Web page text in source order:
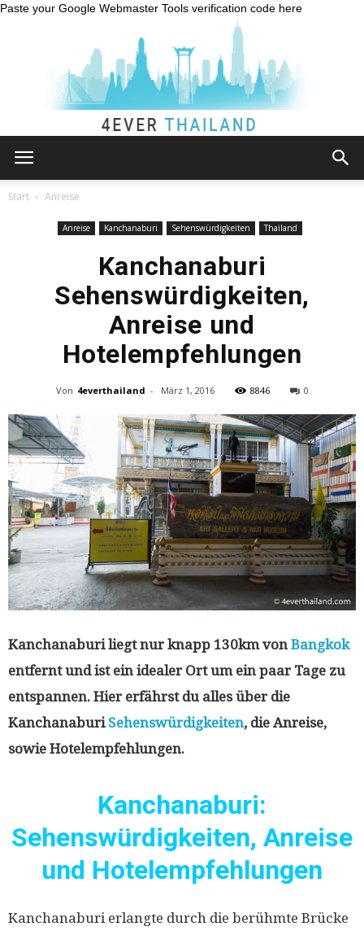
Paste your Google Webmaster Tools verification code here
4ever
Thailand
Start Anreise
Anreise Kanchanaburi Sehenswürdigkeiten Thailand
Kanchanaburi
Sehenswürdigkeiten,
Anreise und
Hotelempfehlungen
Von 4everthailand - März 1, 2016 8846 0
Kanchanaburi liegt nur knapp 130km von Bangkok
entfernt und ist ein idealer Ort um ein paar Tage zu
entspannen. Hier erfährst du alles über die
Kanchanaburi Sehenswürdigkeiten, die Anreise,
sowie Hotelempfehlungen.
Kanchanaburi:
Sehenswürdigkeiten, Anreise
und Hotelempfehlungen
Kanchanaburi erlangte durch die berühmte Brücke